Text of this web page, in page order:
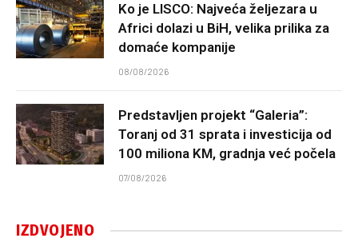
Ko je LISCO: Najveća željezara u
Africi dolazi u BiH, velika prilika za
domaće kompanije
08/08/2026
Predstavljen projekt “Galeria”:
Toranj od 31 sprata i investicija od
100 miliona KM, gradnja već počela
07/08/2026
IZDVOJENO